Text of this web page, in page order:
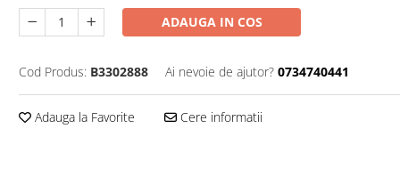
ADAUGA IN COS
Cod Produs: B3302888 Ai nevoie de ajutor? 0734740441
Adauga la Favorite Cere informatii